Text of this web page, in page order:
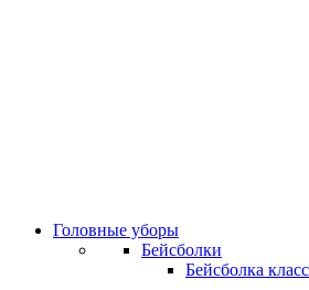
Головные уборы
Бейсболки
Бейсболка